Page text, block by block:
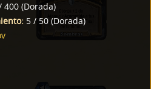
400 (Dorada)
: 5 / 50 (Dorada)